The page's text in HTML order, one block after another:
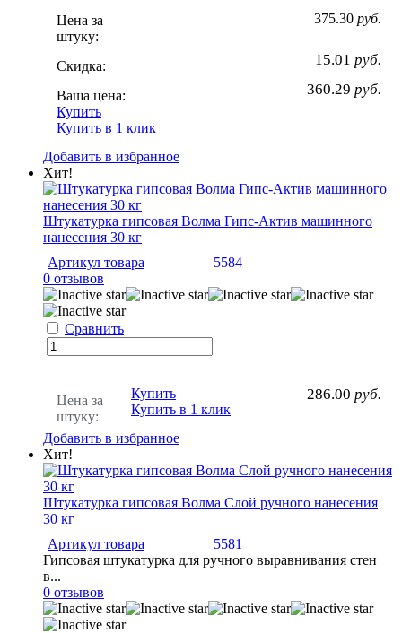
Цена за
штуку:
375.30 руб.
Скидка: 15.01 руб.
Ваша цена: 360.29 руб.
Купить
Купить в 1 клик
Добавить в избранное
Хит!
Штукатурка гипсовая Волма Гипс-Актив машинного
нанесения 30 кг
Артикул товара
5584
0 отзывов
Сравнить
Цена за
штуку:
286.00 руб.
Купить
Купить в 1 клик
Добавить в избранное
Хит!
Штукатурка гипсовая Волма Слой ручного нанесения
30 кг
Артикул товара
5581
Гипсовая штукатурка для ручного выравнивания стен
в...
0 отзывов